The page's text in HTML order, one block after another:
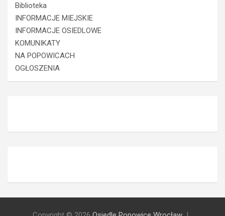
Biblioteka
INFORMACJE MIEJSKIE
INFORMACJE OSIEDLOWE
KOMUNIKATY
NA POPOWICACH
OGŁOSZENIA